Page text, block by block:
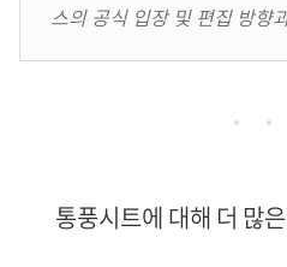
스의 공식 입장 및 편집 방향
통풍시트에 대해 더 많